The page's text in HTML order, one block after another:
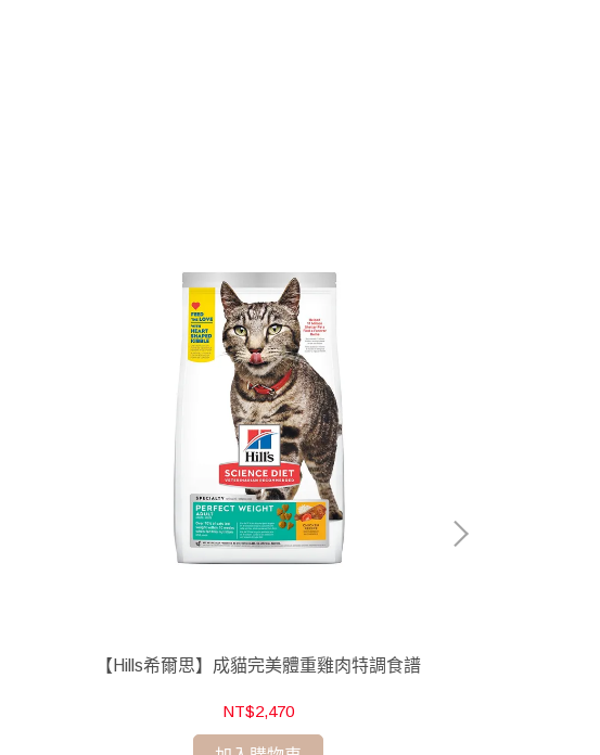
【Hills希爾思】成貓完美體重雞肉特調食譜
NT$2,470